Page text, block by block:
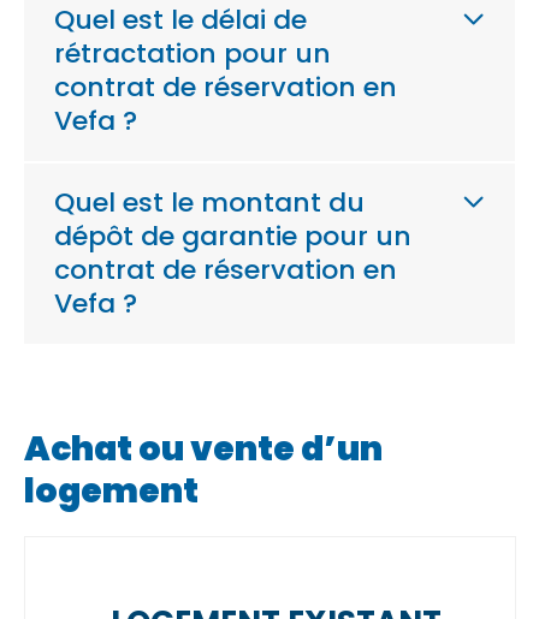
Quel est le délai de
rétractation pour un
contrat de réservation en
Vefa ?
Quel est le montant du
dépôt de garantie pour un
contrat de réservation en
Vefa ?
Achat ou vente d’un
logement